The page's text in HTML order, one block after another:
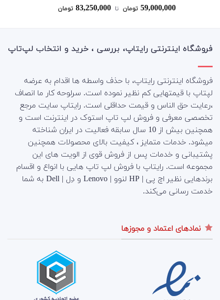
نمره
59,000,000 تومان ‌ تا ‌ 83,250,000 تومان
فروشگاه اینترنتی رایتاپ، بررسی ، خرید و انتخاب لپ‌تاپ
فروشگاه اینترنتی رایتاپ، با حذف واسطه ها اقدام به عرضه
لپتاپ با قیمتهایی کم نظیر نموده است. سرلوحه کار ما انصاف
،رعایت حق الناس و قیمت حداقلی است. رایتاپ سایت مرجع
تخصصی معرفی و فروش لپ تاپ استوک در اینترنت است و
همچنین بیش از 10 سال سابقه فعالیت در ایران شناخته
میشود. خدمات متمایز ، کیفیت بالای محصولات همچنین
پشتیبانی و خدمات پس از فروش قوی از الویت های این
مجموعه است. رایتاپ با فروش لپ تاپ هایی با انواع و اقسام
برندهایی نظیر اچ پی | HP لنوو | Lenovo و دِل | Dell به شما
خدمت رسانی می‌کند.
نمادهای اعتماد و مجوزها